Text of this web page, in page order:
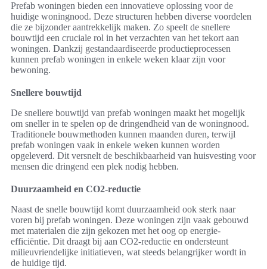
Prefab woningen bieden een innovatieve oplossing voor de
huidige woningnood. Deze structuren hebben diverse voordelen
die ze bijzonder aantrekkelijk maken. Zo speelt de snellere
bouwtijd een cruciale rol in het verzachten van het tekort aan
woningen. Dankzij gestandaardiseerde productieprocessen
kunnen prefab woningen in enkele weken klaar zijn voor
bewoning.
Snellere bouwtijd
De snellere bouwtijd van prefab woningen maakt het mogelijk
om sneller in te spelen op de dringendheid van de woningnood.
Traditionele bouwmethoden kunnen maanden duren, terwijl
prefab woningen vaak in enkele weken kunnen worden
opgeleverd. Dit versnelt de beschikbaarheid van huisvesting voor
mensen die dringend een plek nodig hebben.
Duurzaamheid en CO2-reductie
Naast de snelle bouwtijd komt duurzaamheid ook sterk naar
voren bij prefab woningen. Deze woningen zijn vaak gebouwd
met materialen die zijn gekozen met het oog op energie-
efficiëntie. Dit draagt bij aan CO2-reductie en ondersteunt
milieuvriendelijke initiatieven, wat steeds belangrijker wordt in
de huidige tijd.